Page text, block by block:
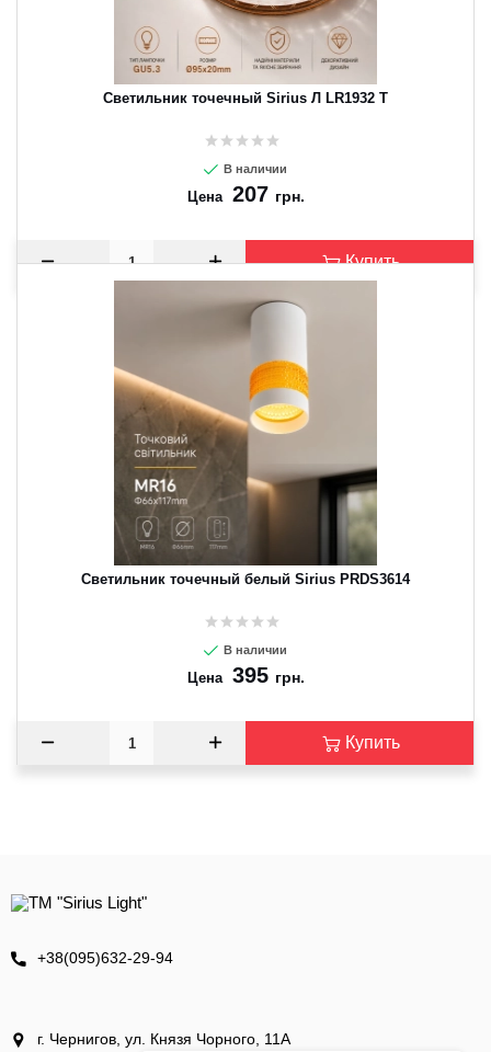
Светильник точечный Sirius Л LR1932 T
В наличии
Цена 207 грн.
Купить
Светильник точечный белый Sirius PRDS3614
В наличии
Цена 395 грн.
Купить
+38(095)632-29-94
г. Чернигов, ул. Князя Чорного, 11А